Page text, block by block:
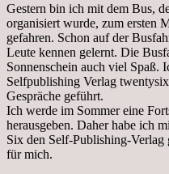
Gestern bin ich mit dem Bus,
organisiert wurde, zum ersten
gefahren. Schon auf der
Leute kennen gelernt. Die
Sonnenschein auch viel Spaß.
Selfpublishing Verlag
Gespräche geführt.
Ich werde im Sommer eine
herausgeben. Daher habe ich
Six den Self-Publishing-Verlag
für mich.